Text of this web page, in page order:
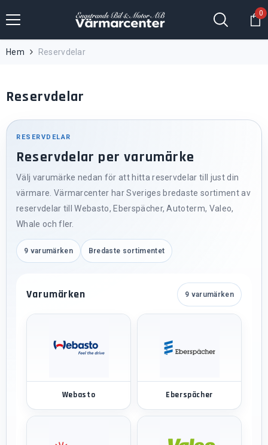
0
0
Hem Reservdelar
Reservdelar
RESERVDELAR
Reservdelar per varumärke
Välj varumärke nedan för att hitta reservdelar till just din
värmare. Värmarcenter har Sveriges bredaste sortiment av
reservdelar till Webasto, Eberspächer, Autoterm, Valeo,
Whale och fler.
9 varumärken Bredaste sortimentet
Varumärken 9 varumärken
Webasto Eberspächer